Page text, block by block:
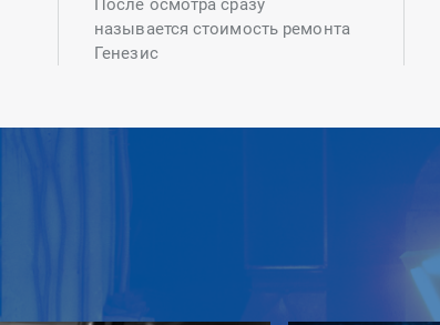
После осмотра сразу
называется стоимость ремонта
Генезис